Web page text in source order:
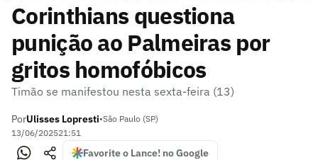
Corinthians questiona
punição ao Palmeiras por
gritos homofóbicos
Timão se manifestou nesta sexta-feira (13)
PorUlisses Lopresti•São Paulo (SP)
13/06/202521:51
Favorite o Lance! no Google